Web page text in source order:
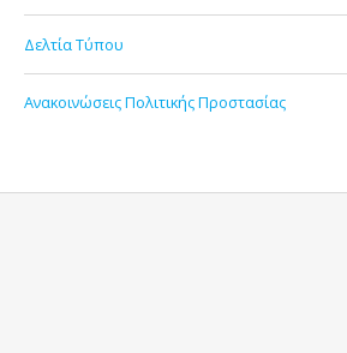
Δελτία Τύπου
Ανακοινώσεις Πολιτικής Προστασίας